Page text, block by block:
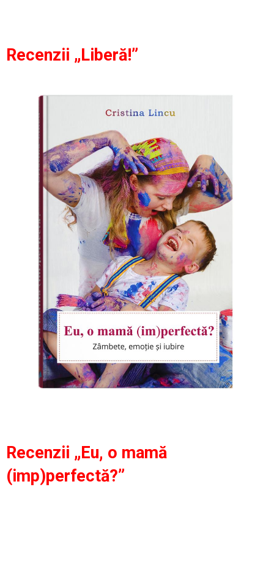
Recenzii „Liberă!”
Recenzii „Eu, o mamă
(imp)perfectă?”